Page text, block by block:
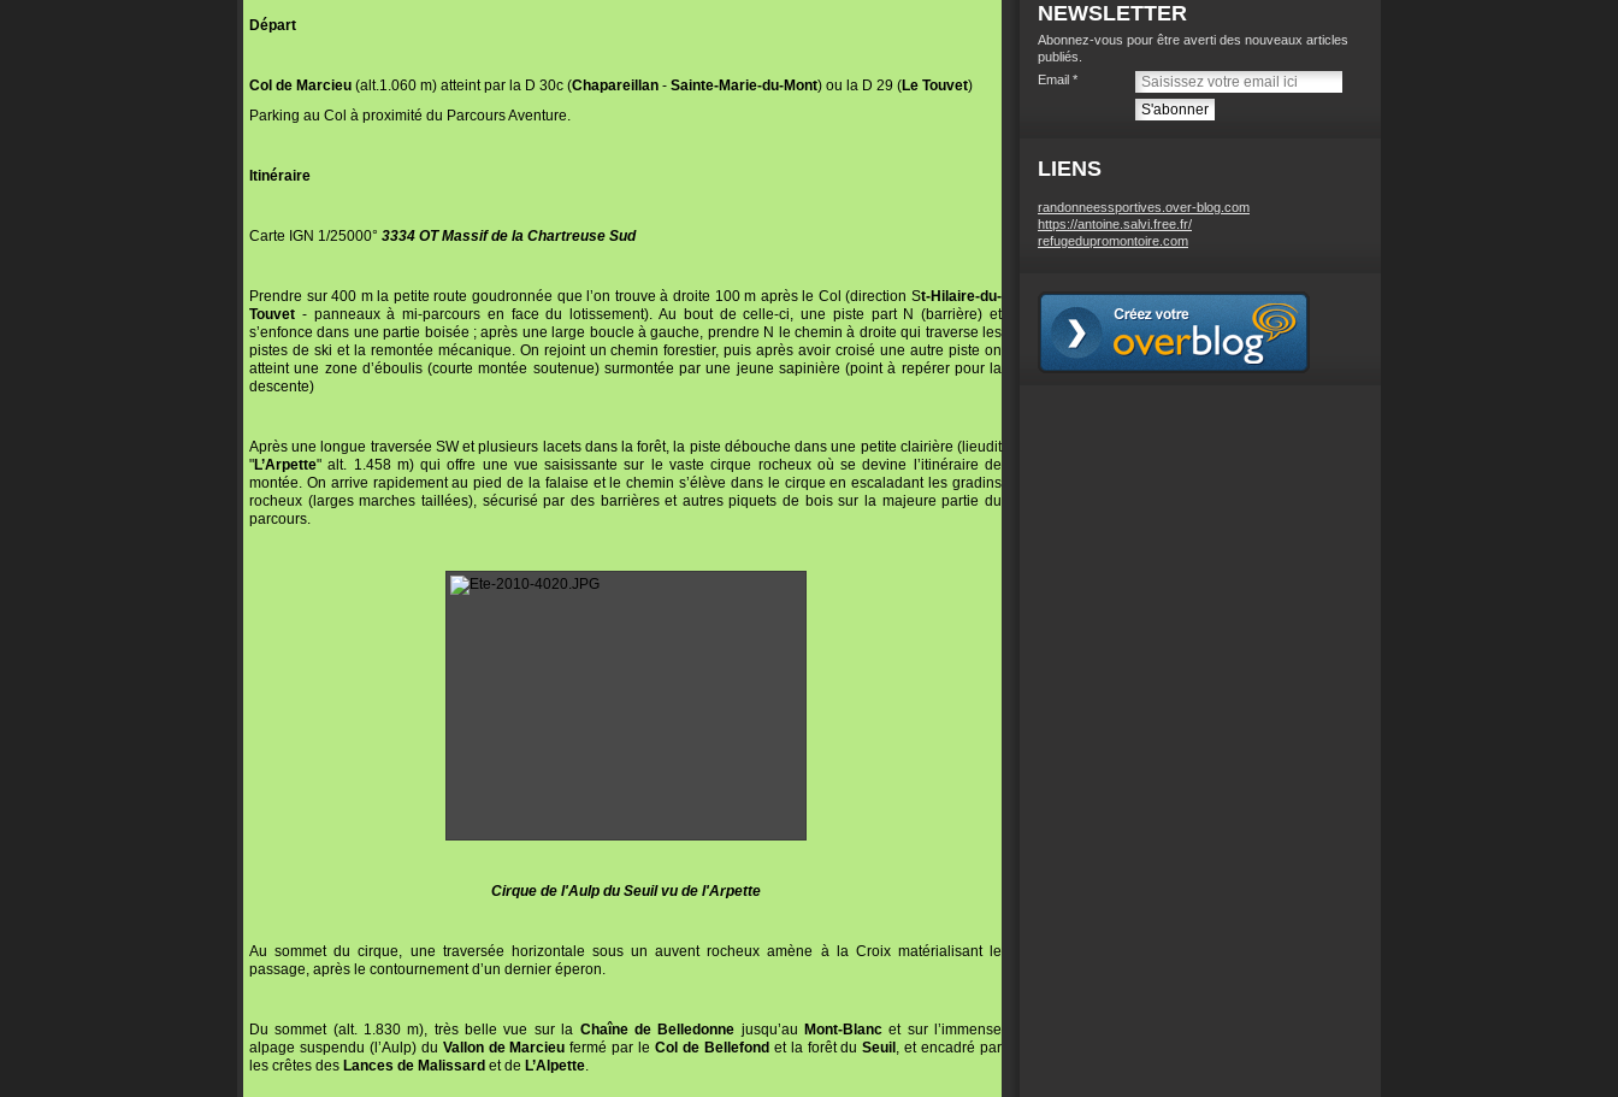
Départ
Col de Marcieu (alt.1.060 m) atteint par la D 30c (Chapareillan - Sainte-Marie-du-Mont) ou la D 29 (Le Touvet)
Parking au Col à proximité du Parcours Aventure.
Itinéraire
Carte IGN 1/25000° 3334 OT Massif de la Chartreuse Sud
Prendre sur 400 m la petite route goudronnée que l’on trouve à droite 100 m après le Col (direction St-Hilaire-du-
Touvet - panneaux à mi-parcours en face du lotissement). Au bout de celle-ci, une piste part N (barrière) et
s’enfonce dans une partie boisée ; après une large boucle à gauche, prendre N le chemin à droite qui traverse les
pistes de ski et la remontée mécanique. On rejoint un chemin forestier, puis après avoir croisé une autre piste on
atteint une zone d’éboulis (courte montée soutenue) surmontée par une jeune sapinière (point à repérer pour la
descente)
Après une longue traversée SW et plusieurs lacets dans la forêt, la piste débouche dans une petite clairière (lieudit
"L’Arpette" alt. 1.458 m) qui offre une vue saisissante sur le vaste cirque rocheux où se devine l’itinéraire de
montée. On arrive rapidement au pied de la falaise et le chemin s’élève dans le cirque en escaladant les gradins
rocheux (larges marches taillées), sécurisé par des barrières et autres piquets de bois sur la majeure partie du
parcours.
Cirque de l'Aulp du Seuil vu de l'Arpette
Au sommet du cirque, une traversée horizontale sous un auvent rocheux amène à la Croix matérialisant le
passage, après le contournement d’un dernier éperon.
Du sommet (alt. 1.830 m), très belle vue sur la Chaîne de Belledonne jusqu’au Mont-Blancet sur l’immense
alpage suspendu (l’Aulp) du Vallon de Marcieu fermé par leCol de Bellefond et la forêt duSeuil , et encadré par
les crêtes des Lances de Malissard et de L’Alpette.
NEWSLETTER
Abonnez-vous pour être averti des nouveaux articles
publiés.
Email
LIENS
randonneessportives.over-blog.com
https://antoine.salvi.free.fr/
refugedupromontoire.com